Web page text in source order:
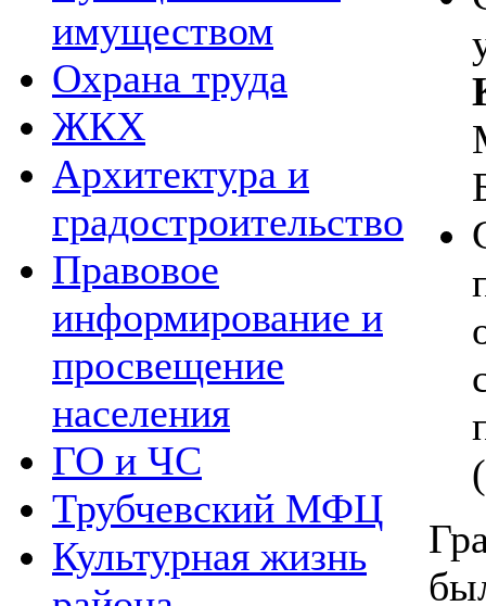
имуществом
Охрана труда
ЖКХ
Архитектура и
градостроительство
Правовое
информирование и
просвещение
населения
ГО и ЧС
Трубчевский МФЦ
Культурная жизнь